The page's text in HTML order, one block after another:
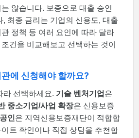
않습니다. 보증으로 대출 승인
, 최종 금리는 기업의 신용도, 대출
정책 등 여러 요인에 따라 달라
건을 비교해보고 선택하는 것이
에 신청해야 할까요?
라 선택하세요. 기술 벤처기업 은
중소기업/사업 확장은 신용보증
인은 지역신용보증재단이 적합합
트 확인이나 직접 상담을 추천합